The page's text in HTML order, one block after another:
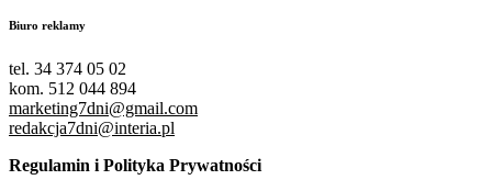
Biuro reklamy
tel. 34 374 05 02
kom. 512 044 894
marketing7dni@gmail.com
redakcja7dni@interia.pl
Regulamin i Polityka Prywatności